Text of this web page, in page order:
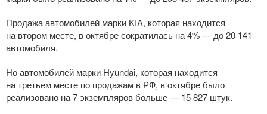
Продажа автомобилей марки KIA, которая находится
на втором месте, в октябре сократилась на 4% — до 20 141
автомобиля.
Но автомобилей марки Hyundai, которая находится
на третьем месте по продажам в РФ, в октябре было
реализовано на 7 экземпляров больше — 15 827 штук.